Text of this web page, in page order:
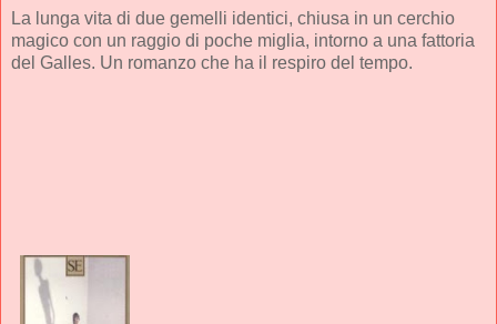
La lunga vita di due gemelli identici, chiusa in un cerchio
magico con un raggio di poche miglia, intorno a una fattoria
del Galles. Un romanzo che ha il respiro del tempo.